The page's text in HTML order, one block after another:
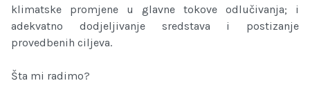
klimatske promjene u glavne tokove odlučivanja; i
adekvatno dodjeljivanje sredstava i postizanje
provedbenih ciljeva.
Šta mi radimo?